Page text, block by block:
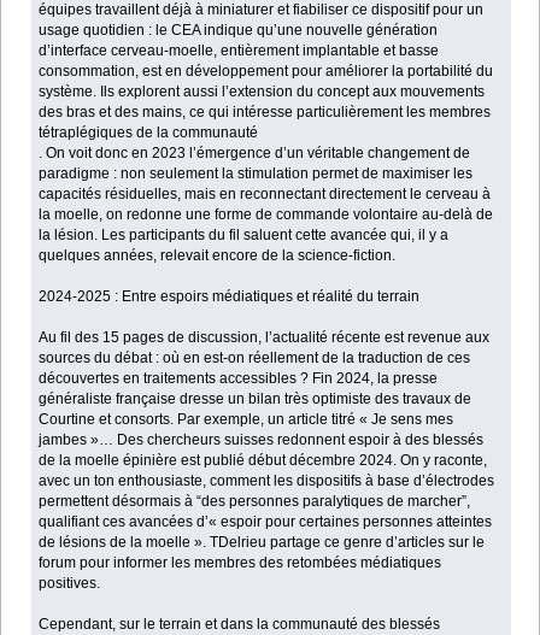
équipes travaillent déjà à miniaturer et fiabiliser ce dispositif pour un
usage quotidien : le CEA indique qu’une nouvelle génération
d’interface cerveau-moelle, entièrement implantable et basse
consommation, est en développement pour améliorer la portabilité du
système. Ils explorent aussi l’extension du concept aux mouvements
des bras et des mains, ce qui intéresse particulièrement les membres
tétraplégiques de la communauté
. On voit donc en 2023 l’émergence d’un véritable changement de
paradigme : non seulement la stimulation permet de maximiser les
capacités résiduelles, mais en reconnectant directement le cerveau à
la moelle, on redonne une forme de commande volontaire au-delà de
la lésion. Les participants du fil saluent cette avancée qui, il y a
quelques années, relevait encore de la science-fiction.
2024-2025 : Entre espoirs médiatiques et réalité du terrain
Au fil des 15 pages de discussion, l’actualité récente est revenue aux
sources du débat : où en est-on réellement de la traduction de ces
découvertes en traitements accessibles ? Fin 2024, la presse
généraliste française dresse un bilan très optimiste des travaux de
Courtine et consorts. Par exemple, un article titré « Je sens mes
jambes »… Des chercheurs suisses redonnent espoir à des blessés
de la moelle épinière est publié début décembre 2024. On y raconte,
avec un ton enthousiaste, comment les dispositifs à base d’électrodes
permettent désormais à “des personnes paralytiques de marcher”,
qualifiant ces avancées d’« espoir pour certaines personnes atteintes
de lésions de la moelle ». TDelrieu partage ce genre d’articles sur le
forum pour informer les membres des retombées médiatiques
positives.
Cependant, sur le terrain et dans la communauté des blessés